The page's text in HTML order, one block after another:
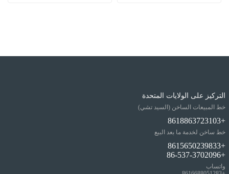
التركيز على الولايات المتحدة
خط المبيعات الساخن (السيد تشي)
+8618863723103
خط ساخن لخدمة ما بعد البيع
+8615650239833
+86-537-3702096
واتساب